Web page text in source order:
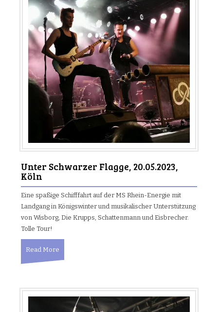
Unter Schwarzer Flagge, 20.05.2023,
Köln
Eine spaßige Schifffahrt auf der MS Rhein-Energie mit
Landgang in Königswinter und musikalischer Unterstützung
von Wisborg, Die Krupps, Schattenmann und Eisbrecher.
Tolle Tour!
Read More